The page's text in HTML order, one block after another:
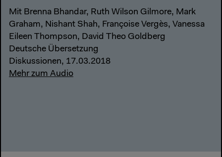
Mit Brenna Bhandar, Ruth Wilson Gilmore, Mark
Graham, Nishant Shah, Françoise Vergès, Vanessa
Eileen Thompson, David Theo Goldberg
Deutsche Übersetzung
Diskussionen, 17.03.2018
Mehr zum Audio